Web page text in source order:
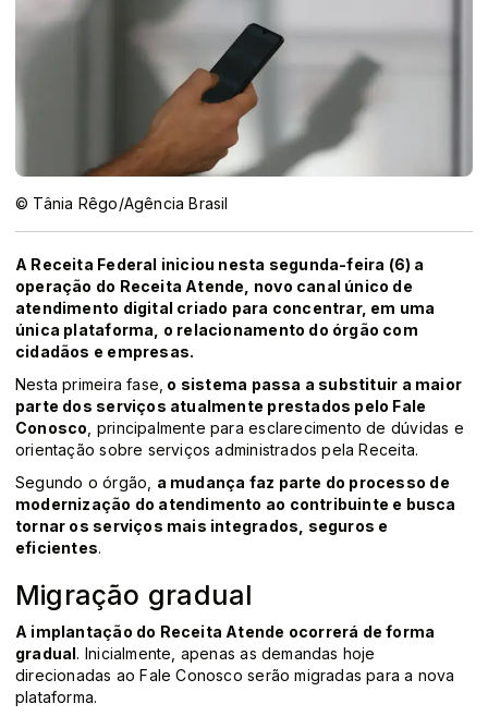
© Tânia Rêgo/Agência Brasil
A Receita Federal iniciou nesta segunda-feira (6) a
operação do Receita Atende, novo canal único de
atendimento digital criado para concentrar, em uma
única plataforma, o relacionamento do órgão com
cidadãos e empresas.
Nesta primeira fase, o sistema passa a substituir a maior
parte dos serviços atualmente prestados pelo Fale
Conosco , principalmente para esclarecimento de dúvidas e
orientação sobre serviços administrados pela Receita.
Segundo o órgão, a mudança faz parte do processo de
modernização do atendimento ao contribuinte e busca
tornar os serviços mais integrados, seguros e
eficientes.
Migração gradual
A implantação do Receita Atende ocorrerá de forma
gradual. Inicialmente, apenas as demandas hoje
direcionadas ao Fale Conosco serão migradas para a nova
plataforma.